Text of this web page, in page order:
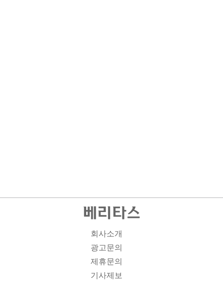
회사소개
광고문의
제휴문의
기사제보